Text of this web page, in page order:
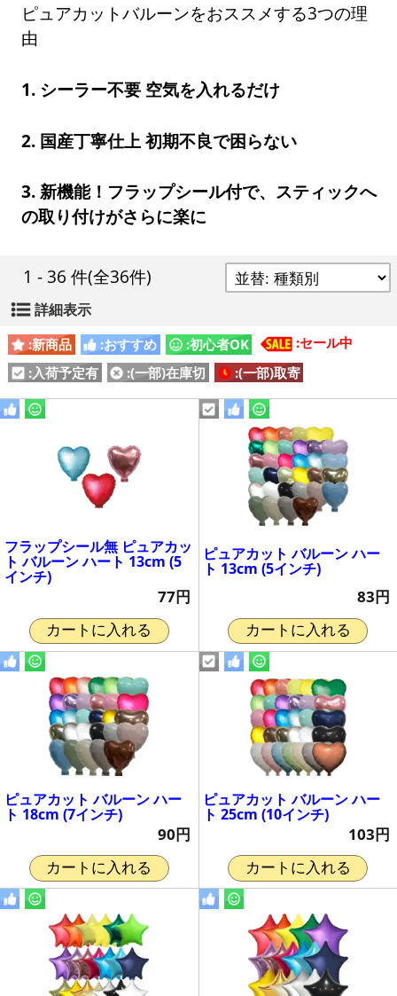
ピュアカットバルーンをおススメする3つの理
由
1. シーラー不要 空気を入れるだけ
2. 国産丁寧仕上 初期不良で困らない
3. 新機能！フラップシール付で、スティックへ
の取り付けがさらに楽に
1 - 36 件(全36件)
詳細表示
:新商品 :おすすめ :初心者OK
:セール中
:入荷予定有
:(一部)在庫切 :(一部)取寄
フラップシール無 ピュアカッ
ト バルーン ハート 13cm (5
インチ)
77円
カートに入れる
ピュアカット バルーン ハー
ト 13cm (5インチ)
83円
カートに入れる
ピュアカット バルーン ハー
ト 18cm (7インチ)
90円
カートに入れる
ピュアカット バルーン ハー
ト 25cm (10インチ)
103円
カートに入れる